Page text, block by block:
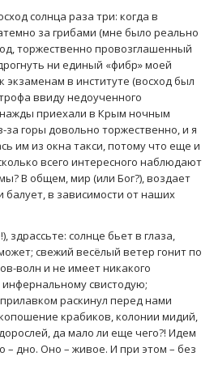
солнца раза три: когда в
за грибами (мне было реально
торжественно провозглашенный
ни единый «фибр» моей
экзаменам в институте (восход был
ввиду недоученного
приехали в Крым ночным
за горы довольно торжественно, и я
им из окна такси, потому что еще и
всего интересного наблюдают
В общем, мир (или Бог?), воздает
балует, в зависимости от наших
здрассьте: солнце бьет в глаза,
свежий весёлый ветер гонит по
волн и не имеет никакого
свистодую;
раскинул перед нами
крабиков, колонии мидий,
да мало ли еще чего?! Идем
– дно. Оно – живое. И при этом – без